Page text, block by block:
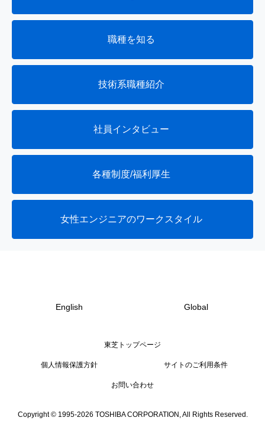
職種を知る
技術系職種紹介
社員インタビュー
各種制度/福利厚生
女性エンジニアのワークスタイル
English Global
東芝トップページ
個人情報保護方針 サイトのご利用条件
お問い合わせ
Copyright © 1995-2026 TOSHIBA CORPORATION, All Rights Reserved.